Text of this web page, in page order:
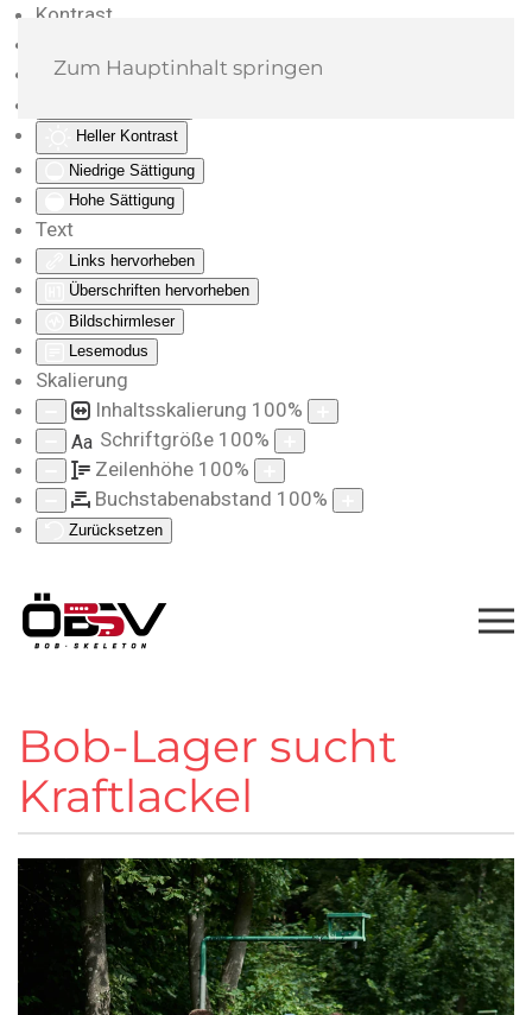
Kontrast
Monochrom
Heller Kontrast
Niedrige Sättigung
Hohe Sättigung
Text
Links hervorheben
Überschriften hervorheben
Bildschirmleser
Lesemodus
Skalierung
Inhaltsskalierung 100%
Aa Schriftgröße 100%
Zeilenhöhe 100%
Buchstabenabstand 100%
Zurücksetzen
Zum Hauptinhalt springen
Bob-Lager sucht
Kraftlackel